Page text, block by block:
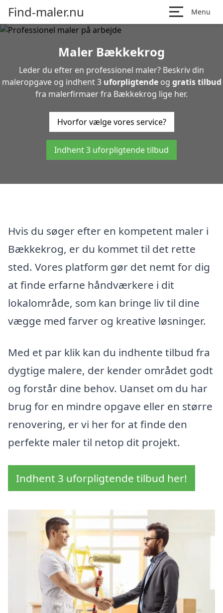
Find-maler.nu Menu
Maler Bækkekrog
Leder du efter en professionel maler? Beskriv din
maleropgave og indhent 3 uforpligtendeog gratis tilbud
fra malerfirmaer fra Bækkekrog lige her.
Hvorfor vælge vores service?
Indhent 3 uforpligtende tilbud
Hvis du søger efter en kompetent maler i
Bækkekrog, er du kommet til det rette
sted. Vores platform gør det nemt for dig
at finde erfarne håndværkere i dit
lokalområde, som kan bringe liv til dine
vægge med farver og kreative løsninger.
Med et par klik kan du indhente tilbud fra
dygtige malere, der kender området godt
og forstår dine behov. Uanset om du har
brug for en mindre opgave eller en større
renovering, er vi her for at finde den
perfekte maler til netop dit projekt.
Indhent 3 uforpligtende tilbud her!